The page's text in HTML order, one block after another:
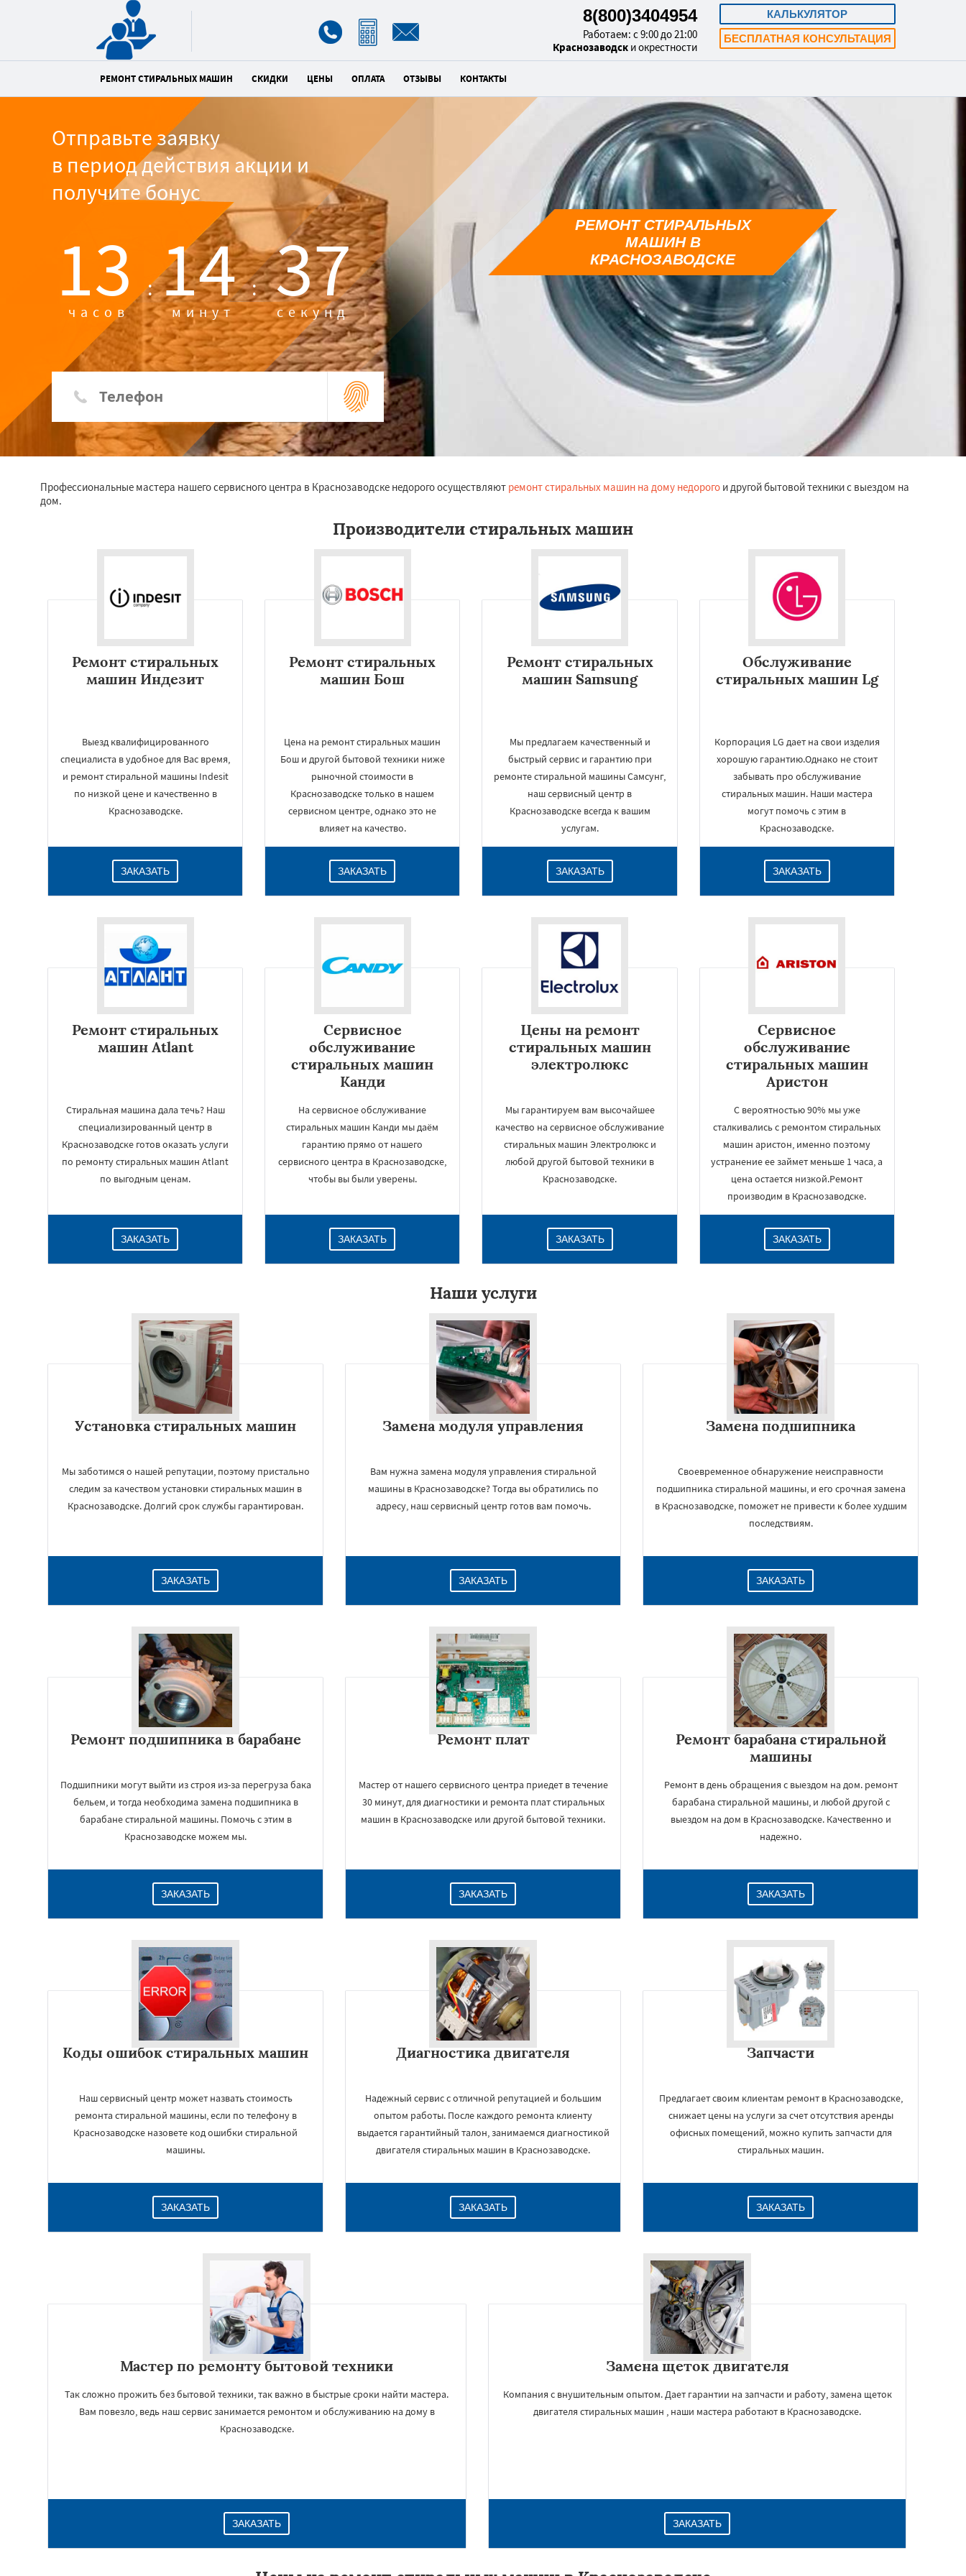
КАЛЬКУЛЯТОР
БЕСПЛАТНАЯ КОНСУЛЬТАЦИЯ
8(800)3404954
Работаем: с 9:00 до 21:00
Краснозаводск и окрестности
РЕМОНТ СТИРАЛЬНЫХ МАШИН СКИДКИ ЦЕНЫ ОПЛАТА ОТЗЫВЫ КОНТАКТЫ
Отправьте заявку
в период действия акции и
получите бонус
13 :
часов 14 :
минут 35
секунд
РЕМОНТ СТИРАЛЬНЫХ
МАШИН В
КРАСНОЗАВОДСКЕ
Профессиональные мастера нашего сервисного центра в Краснозаводске недорого осуществляют ремонт стиральных машин на дому недорого и другой бытовой техники с выездом на
дом.
Производители стиральных машин
Ремонт стиральных
машин Индезит
Выезд квалифицированного
специалиста в удобное для Вас время,
и ремонт стиральной машины Indesit
по низкой цене и качественно в
Краснозаводске.
ЗАКАЗАТЬ
Ремонт стиральных
машин Бош
Цена на ремонт стиральных машин
Бош и другой бытовой техники ниже
рыночной стоимости в
Краснозаводске только в нашем
сервисном центре, однако это не
влияет на качество.
ЗАКАЗАТЬ
Ремонт стиральных
машин Samsung
Мы предлагаем качественный и
быстрый сервис и гарантию при
ремонте стиральной машины Самсунг,
наш сервисный центр в
Краснозаводске всегда к вашим
услугам.
ЗАКАЗАТЬ
Обслуживание
стиральных машин Lg
Корпорация LG дает на свои изделия
хорошую гарантию.Однако не стоит
забывать про обслуживание
стиральных машин. Наши мастера
могут помочь с этим в
Краснозаводске.
ЗАКАЗАТЬ
Ремонт стиральных
машин Atlant
Стиральная машина дала течь? Наш
специализированный центр в
Краснозаводске готов оказать услуги
по ремонту стиральных машин Atlant
по выгодным ценам.
ЗАКАЗАТЬ
Сервисное
обслуживание
стиральных машин
Канди
На сервисное обслуживание
стиральных машин Канди мы даём
гарантию прямо от нашего
сервисного центра в Краснозаводске,
чтобы вы были уверены.
ЗАКАЗАТЬ
Цены на ремонт
стиральных машин
электролюкс
Мы гарантируем вам высочайшее
качество на сервисное обслуживание
стиральных машин Электролюкс и
любой другой бытовой техники в
Краснозаводске.
ЗАКАЗАТЬ
Сервисное
обслуживание
стиральных машин
Аристон
С вероятностью 90% мы уже
сталкивались с ремонтом стиральных
машин аристон, именно поэтому
устранение ее займет меньше 1 часа, а
цена остается низкой.Ремонт
производим в Краснозаводске.
ЗАКАЗАТЬ
Наши услуги
Установка стиральных машин
Мы заботимся о нашей репутации, поэтому пристально
следим за качеством установки стиральных машин в
Краснозаводске. Долгий срок службы гарантирован.
ЗАКАЗАТЬ
Замена модуля управления
Вам нужна замена модуля управления стиральной
машины в Краснозаводске? Тогда вы обратились по
адресу, наш сервисный центр готов вам помочь.
ЗАКАЗАТЬ
Замена подшипника
Своевременное обнаружение неисправности
подшипника стиральной машины, и его срочная замена
в Краснозаводске, поможет не привести к более худшим
последствиям.
ЗАКАЗАТЬ
Ремонт подшипника в барабане
Подшипники могут выйти из строя из-за перегруза бака
бельем, и тогда необходима замена подшипника в
барабане стиральной машины. Помочь с этим в
Краснозаводске можем мы.
ЗАКАЗАТЬ
Ремонт плат
Мастер от нашего сервисного центра приедет в течение
30 минут, для диагностики и ремонта плат стиральных
машин в Краснозаводске или другой бытовой техники.
ЗАКАЗАТЬ
Ремонт барабана стиральной
машины
Ремонт в день обращения с выездом на дом. ремонт
барабана стиральной машины, и любой другой с
выездом на дом в Краснозаводске. Качественно и
надежно.
ЗАКАЗАТЬ
Коды ошибок стиральных машин
Наш сервисный центр может назвать стоимость
ремонта стиральной машины, если по телефону в
Краснозаводске назовете код ошибки стиральной
машины.
ЗАКАЗАТЬ
Диагностика двигателя
Надежный сервис с отличной репутацией и большим
опытом работы. После каждого ремонта клиенту
выдается гарантийный талон, занимаемся диагностикой
двигателя стиральных машин в Краснозаводске.
ЗАКАЗАТЬ
Запчасти
Предлагает своим клиентам ремонт в Краснозаводске,
снижает цены на услуги за счет отсутствия аренды
офисных помещений, можно купить запчасти для
стиральных машин.
ЗАКАЗАТЬ
Мастер по ремонту бытовой техники
Так сложно прожить без бытовой техники, так важно в быстрые сроки найти мастера.
Вам повезло, ведь наш сервис занимается ремонтом и обслуживанию на дому в
Краснозаводске.
ЗАКАЗАТЬ
Замена щеток двигателя
Компания с внушительным опытом. Дает гарантии на запчасти и работу, замена щеток
двигателя стиральных машин , наши мастера работают в Краснозаводске.
ЗАКАЗАТЬ
×